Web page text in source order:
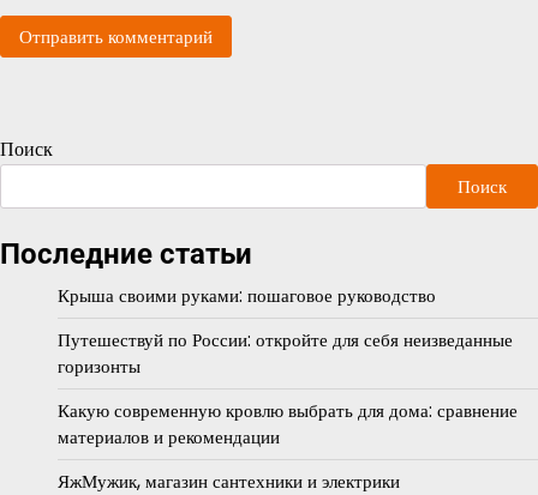
Поиск
Поиск
Последние статьи
Крыша своими руками: пошаговое руководство
Путешествуй по России: откройте для себя неизведанные
горизонты
Какую современную кровлю выбрать для дома: сравнение
материалов и рекомендации
ЯжМужик, магазин сантехники и электрики